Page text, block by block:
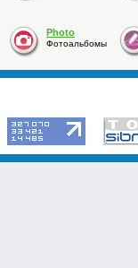
Photo
Фотоальбомы